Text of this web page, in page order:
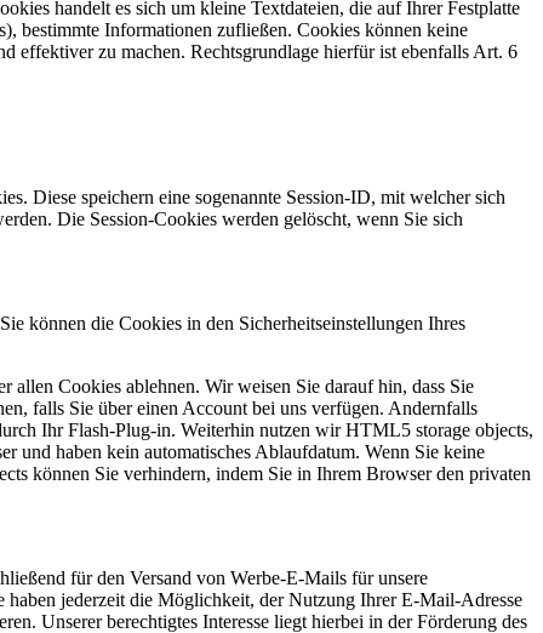
handelt es sich um kleine Textdateien, die auf Ihrer Festplatte
bestimmte Informationen zufließen. Cookies können keine
effektiver zu machen. Rechtsgrundlage hierfür ist ebenfalls Art. 6
Diese speichern eine sogenannte Session-ID, mit welcher sich
Die Session-Cookies werden gelöscht, wenn Sie sich
können die Cookies in den Sicherheitseinstellungen Ihres
Cookies ablehnen. Wir weisen Sie darauf hin, dass Sie
falls Sie über einen Account bei uns verfügen. Andernfalls
Ihr Flash-Plug-in. Weiterhin nutzen wir HTML5 storage objects,
und haben kein automatisches Ablaufdatum. Wenn Sie keine
können Sie verhindern, indem Sie in Ihrem Browser den privaten
für den Versand von Werbe-E-Mails für unsere
jederzeit die Möglichkeit, der Nutzung Ihrer E-Mail-Adresse
Unserer berechtigtes Interesse liegt hierbei in der Förderung des